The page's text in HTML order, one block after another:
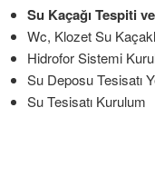
Su Kaçağı Tespiti
Wc, Klozet Su
Hidrofor Sistemi
Su Deposu Tesisatı
Su Tesisatı Kurulum